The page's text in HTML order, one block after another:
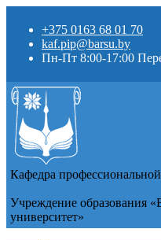
+375 0163 68 01 70
kaf.pip@barsu.by
Пн-Пт 8:00-17:00
Кафедра
Учреждение образования
университет»